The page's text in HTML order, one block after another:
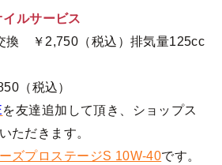
ルサービス
換 ￥2,750（税込）排気量125cc
（税込）
を友達追加して頂き、ショップス
ただきます。
ズプロステージS 10W-40です。